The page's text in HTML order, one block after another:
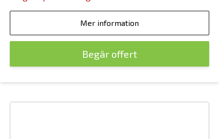
Mer information
Begär offert